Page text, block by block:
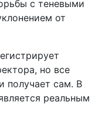
с теневыми
от
но все
получает сам. В
реальным